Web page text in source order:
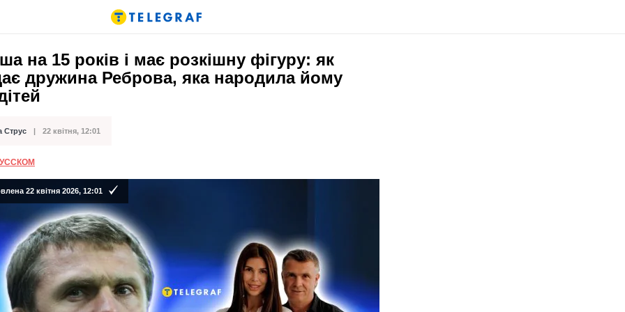
на 15 років і має розкішну фігуру: як
дружина Реброва, яка народила йому
Струс 22 квітня, 12:01
22 квітня 2026, 12:01